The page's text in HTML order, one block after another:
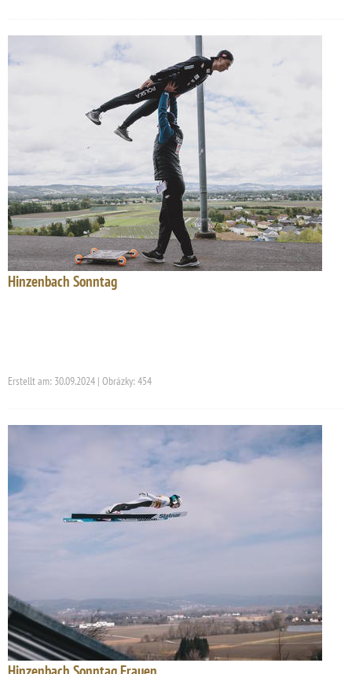
Hinzenbach Sonntag
Erstellt am: 30.09.2024 | Obrázky: 454